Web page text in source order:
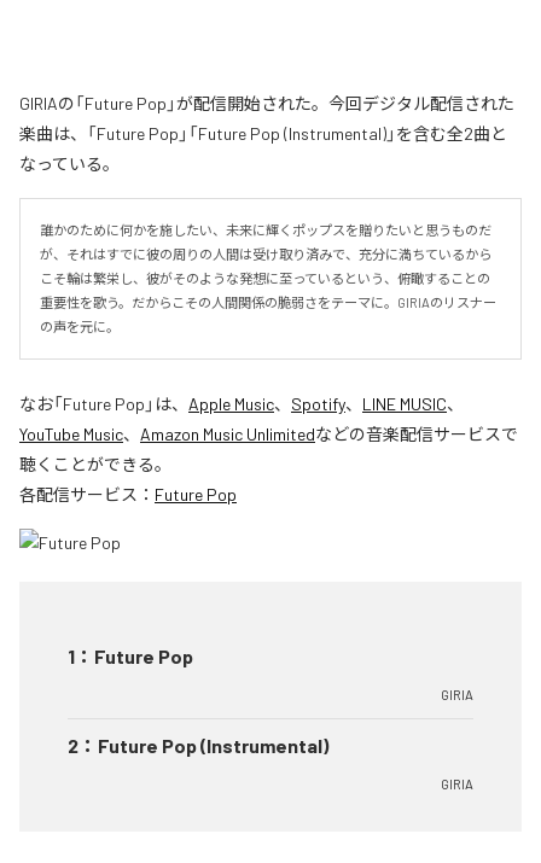
GIRIAの「Future Pop」が配信開始された。今回デジタル配信された
楽曲は、「Future Pop」「Future Pop (Instrumental)」を含む全2曲と
なっている。
誰かのために何かを施したい、未来に輝くポップスを贈りたいと思うものだ
が、それはすでに彼の周りの人間は受け取り済みで、充分に満ちているから
こそ輪は繁栄し、彼がそのような発想に至っているという、俯瞰することの
重要性を歌う。だからこその人間関係の脆弱さをテーマに。GIRIAのリスナー
の声を元に。
なお「Future Pop 」は、 Apple Music、 Spotify、 LINE MUSIC、
YouTube Music、 Amazon Music Unlimitedなどの音楽配信サービスで
聴くことができる。
各配信サービス： Future Pop
1 ： Future Pop
GIRIA
2 ： Future Pop (Instrumental)
GIRIA